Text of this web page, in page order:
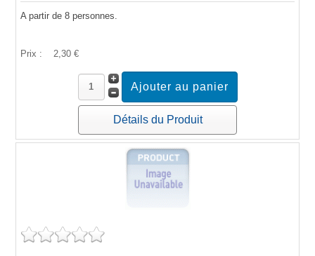
A partir de 8 personnes.
Prix : 2,30 €
Détails du Produit